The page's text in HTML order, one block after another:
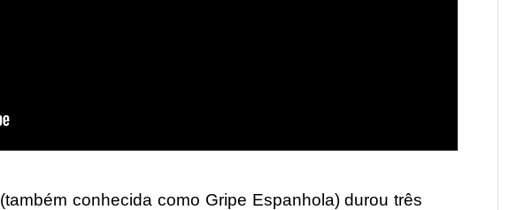
(também conhecida como Gripe Espanhola) durou três